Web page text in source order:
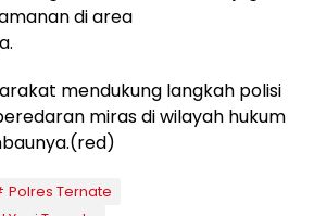
di area
mendukung langkah polisi
miras di wilayah hukum
Polres Ternate